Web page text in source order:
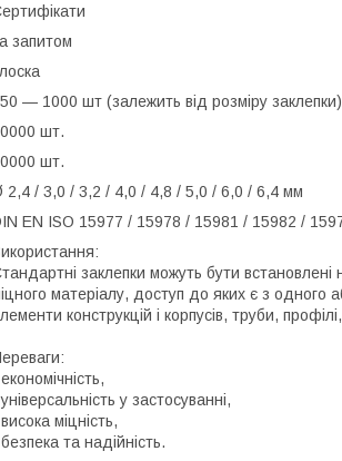
запитом
— 1000 шт (залежить від розміру заклепки)
шт.
шт.
2,4 / 3,0 / 3,2 / 4,0 / 4,8 / 5,0 / 6,0 / 6,4 мм
EN ISO 15977 / 15978 / 15981 / 15982 /
заклепки можуть бути встановлені
матеріалу, доступ до яких є з одного
конструкцій і корпусів, труби,
у застосуванні,
міцність,
та надійність.